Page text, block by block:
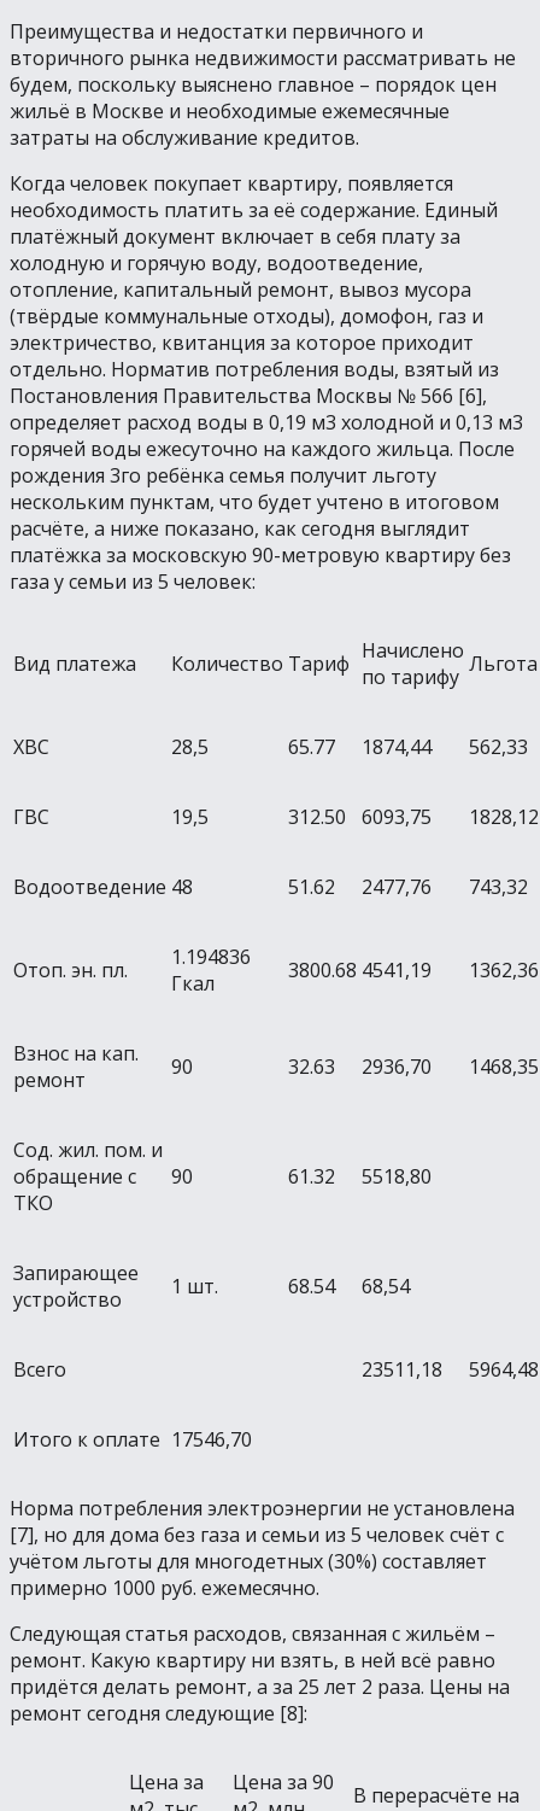
Преимущества и недостатки первичного и
вторичного рынка недвижимости рассматривать не
будем, поскольку выяснено главное – порядок цен
жильё в Москве и необходимые ежемесячные
затраты на обслуживание кредитов.
Когда человек покупает квартиру, появляется
необходимость платить за её содержание. Единый
платёжный документ включает в себя плату за
холодную и горячую воду, водоотведение,
отопление, капитальный ремонт, вывоз мусора
(твёрдые коммунальные отходы), домофон, газ и
электричество, квитанция за которое приходит
отдельно. Норматив потребления воды, взятый из
Постановления Правительства Москвы № 566 [6],
определяет расход воды в 0,19 м3 холодной и 0,13 м3
горячей воды ежесуточно на каждого жильца. После
рождения 3го ребёнка семья получит льготу
нескольким пунктам, что будет учтено в итоговом
расчёте, а ниже показано, как сегодня выглядит
платёжка за московскую 90-метровую квартиру без
газа у семьи из 5 человек:
Вид платежа Количество Тариф Начислено
по тарифу Льгота
ХВС 28,5 65.77 1874,44 562,33
ГВС 19,5 312.50 6093,75 1828,12
Водоотведение 48 51.62 2477,76 743,32
Отоп. эн. пл.
1.194836
Гкал
3800.68 4541,19 1362,36
Взнос на кап.
ремонт
90 32.63 2936,70 1468,35
Сод. жил. пом. и
обращение с
ТКО
90 61.32 5518,80
Запирающее
устройство
1 шт. 68.54 68,54
Всего 23511,18 5964,48
Итого к оплате 17546,70
Норма потребления электроэнергии не установлена
[7], но для дома без газа и семьи из 5 человек счёт с
учётом льготы для многодетных (30%) составляет
примерно 1000 руб. ежемесячно.
Следующая статья расходов, связанная с жильём –
ремонт. Какую квартиру ни взять, в ней всё равно
придётся делать ремонт, а за 25 лет 2 раза. Цены на
ремонт сегодня следующие [8]:
Цена за
Цена за 90
В перерасчёте на